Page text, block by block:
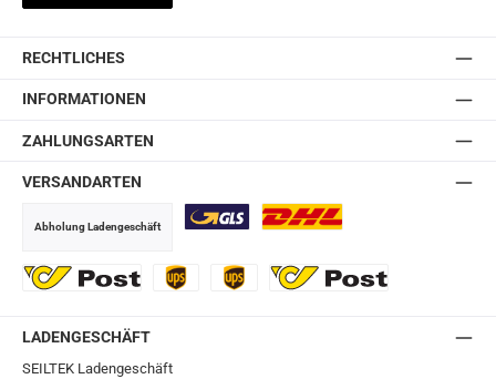
RECHTLICHES
INFORMATIONEN
ZAHLUNGSARTEN
VERSANDARTEN
Abholung Ladengeschäft
LADENGESCHÄFT
SEILTEK Ladengeschäft